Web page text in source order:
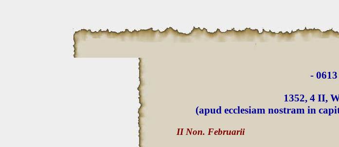
-
1352, 4 II,
(apud ecclesiam nostram in
II Non. Februarii